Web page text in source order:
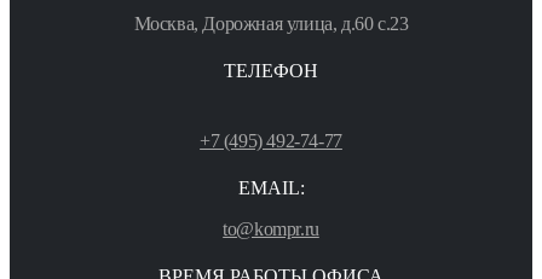
Москва, Дорожная улица, д.60 с.23
ТЕЛЕФОН
+7 (495) 492-74-77
EMAIL:
to@kompr.ru